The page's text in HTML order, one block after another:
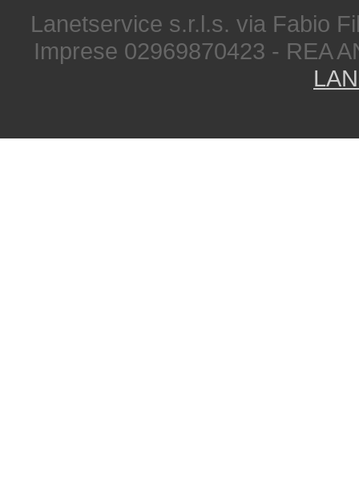
Lanetservice s.r.l.s. via Fabio
Imprese 02969870423 - REA